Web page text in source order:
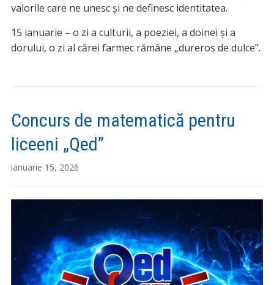
valorile care ne unesc și ne definesc identitatea.
15 ianuarie – o zi a culturii, a poeziei, a doinei și a
dorului, o zi al cărei farmec rămâne „dureros de dulce”.
Concurs de matematică pentru
liceeni „Qed”
ianuarie 15, 2026